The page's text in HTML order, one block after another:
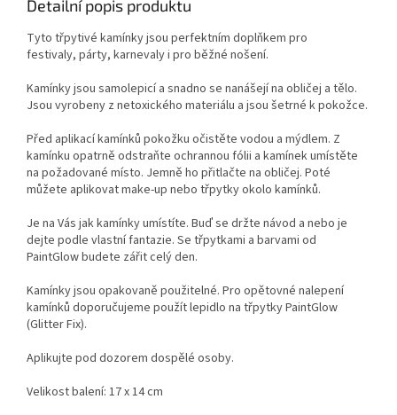
Detailní popis produktu
Tyto třpytivé kamínky jsou perfektním doplňkem pro
festivaly, párty, karnevaly i pro běžné nošení.
Kamínky jsou samolepicí a snadno se nanášejí na obličej a tělo.
Jsou vyrobeny z netoxického materiálu a jsou šetrné k pokožce.
Před aplikací kamínků pokožku očistěte vodou a mýdlem. Z
kamínku opatrně odstraňte ochrannou fólii a kamínek umístěte
na požadované místo. Jemně ho přitlačte na obličej. Poté
můžete aplikovat make-up nebo třpytky okolo kamínků.
Je na Vás jak kamínky umístíte. Buď se držte návod a nebo je
dejte podle vlastní fantazie. Se třpytkami a barvami od
PaintGlow budete zářit celý den.
Kamínky jsou opakovaně použitelné. Pro opětovné nalepení
kamínků doporučujeme použít lepidlo na třpytky PaintGlow
(Glitter Fix).
Aplikujte pod dozorem dospělé osoby.
Velikost balení: 17 x 14 cm